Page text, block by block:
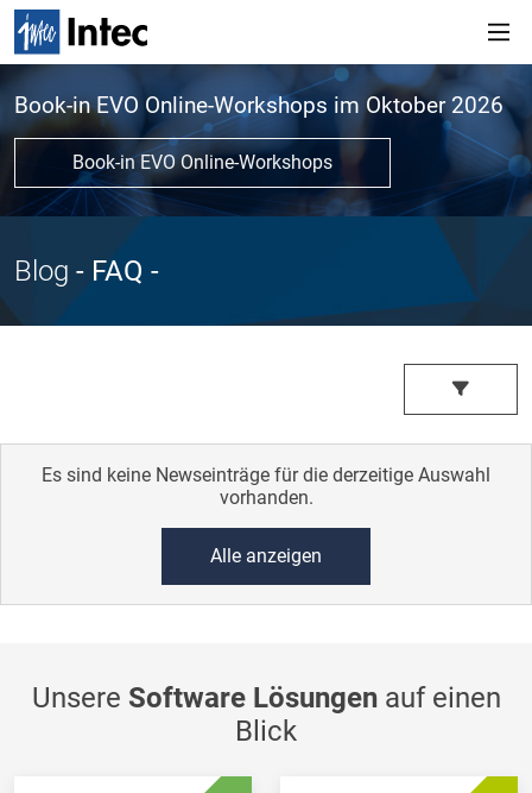
Book-in EVO Online-Workshops im Oktober 2026
Book-in EVO Online-Workshops
Blog - FAQ -
Es sind keine Newseinträge für die derzeitige Auswahl
vorhanden.
Alle anzeigen
Unsere Software Lösungenauf einen
Blick